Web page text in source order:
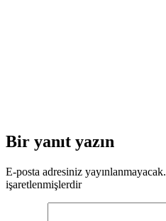
Bir yanıt yazın
E-posta adresiniz yayınlanmayacak.
işaretlenmişlerdir